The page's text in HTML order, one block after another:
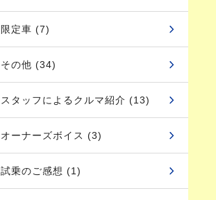
限定車 (7)
その他 (34)
スタッフによるクルマ紹介 (13)
オーナーズボイス (3)
試乗のご感想 (1)